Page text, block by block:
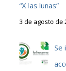
“X las lunas”
3 de agosto de
Se